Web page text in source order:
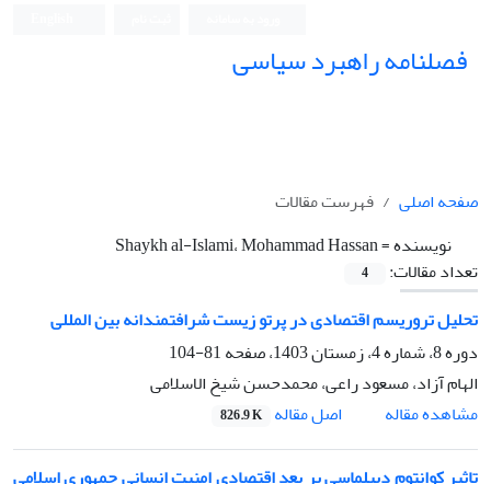
فصلنامه راهبرد سیاسی
صفحه اصلی
فهرست مقالات
نویسنده =Shaykh al-Islami، Mohammad Hassan
تعداد مقالات:
4
تحلیل تروریسم اقتصادی در پرتو زیست شرافتمندانه بین المللی
دوره 8، شماره 4، زمستان 1403، صفحه
81-104
الهام آزاد، مسعود راعی، محمدحسن شیخ الاسلامی
مشاهده مقاله
اصل مقاله 826.9 K